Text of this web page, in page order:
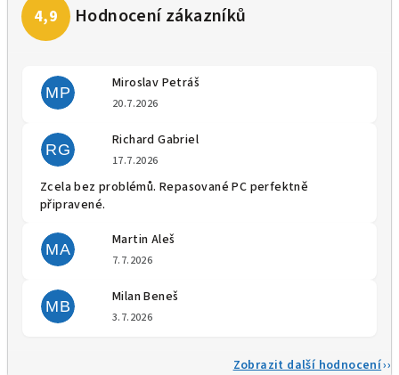
MP
Miroslav Petráš
20.7.2026
RG
Richard Gabriel
17.7.2026
Zcela bez problémů. Repasované PC perfektně
připravené.
MA
Martin Aleš
7.7.2026
MB
Milan Beneš
3.7.2026
Zobrazit další hodnocení